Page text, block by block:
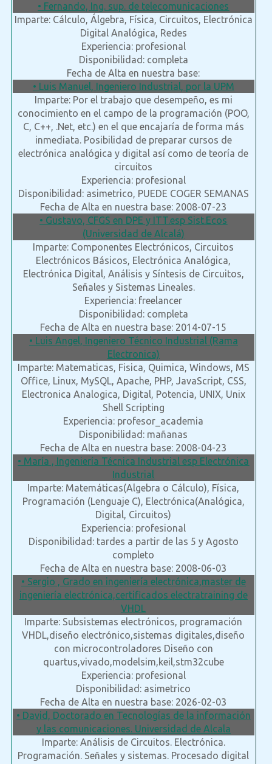
• Fernando, Ing. sup. de telecomunicaciones
Imparte: Cálculo, Álgebra, Física, Circuitos, Electrónica
Digital Analógica, Redes
Experiencia: profesional
Disponibilidad: completa
Fecha de Alta en nuestra base:
• Luis Manuel, Ingeniero Industrial, por la UPM
Imparte: Por el trabajo que desempeño, es mi
conocimiento en el campo de la programación (POO,
C, C++, .Net, etc.) en el que encajaría de forma más
inmediata. Posibilidad de preparar cursos de
electrónica analógica y digital así como de teoría de
circuitos
Experiencia: profesional
Disponibilidad: asimetrico, PUEDE COGER SEMANAS
Fecha de Alta en nuestra base: 2008-07-23
• Gustavo, CFGS en DPE y ITT.esp Sist.Ecos
(Universidad de Alcalá)
Imparte: Componentes Electrónicos, Circuitos
Electrónicos Básicos, Electrónica Analógica,
Electrónica Digital, Análisis y Síntesis de Circuitos,
Señales y Sistemas Lineales.
Experiencia: freelancer
Disponibilidad: completa
Fecha de Alta en nuestra base: 2014-07-15
• Luis Angel, Ingeniero Técnico Industrial (Rama
Electronica)
Imparte: Matematicas, Fisica, Quimica, Windows, MS
Office, Linux, MySQL, Apache, PHP, JavaScript, CSS,
Electronica Analogica, Digital, Potencia, UNIX, Unix
Shell Scripting
Experiencia: profesor_academia
Disponibilidad: mañanas
Fecha de Alta en nuestra base: 2008-04-23
• María , Ingeniería Técnica Industrial esp Electrónica
Industrial
Imparte: Matemáticas(Algebra o Cálculo), Física,
Programación (Lenguaje C), Electrónica(Analógica,
Digital, Circuitos)
Experiencia: profesional
Disponibilidad: tardes a partir de las 5 y Agosto
completo
Fecha de Alta en nuestra base: 2008-06-03
• Sergio , Grado en ingeniería electrónica,master de
ingeniería electrónica,certificados electratraining de
VHDL
Imparte: Subsistemas electrónicos, programación
VHDL,diseño electrónico,sistemas digitales,diseño
con microcontroladores Diseño con
quartus,vivado,modelsim,keil,stm32cube
Experiencia: profesional
Disponibilidad: asimetrico
Fecha de Alta en nuestra base: 2026-02-03
• David, Doctorado en Tecnologías de la información
y las comunicaciones. Universidad de Alcala
Imparte: Análisis de Circuitos. Electrónica.
Programación. Señales y sistemas. Procesado digital